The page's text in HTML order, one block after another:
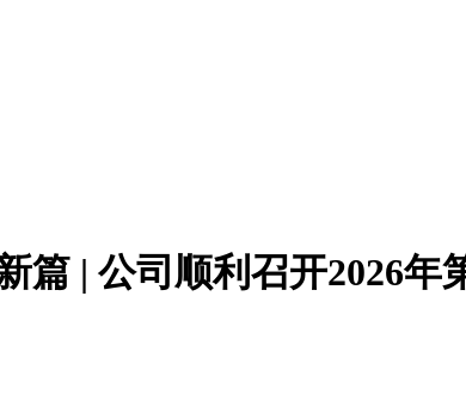
篇 | 公司顺利召开2026年